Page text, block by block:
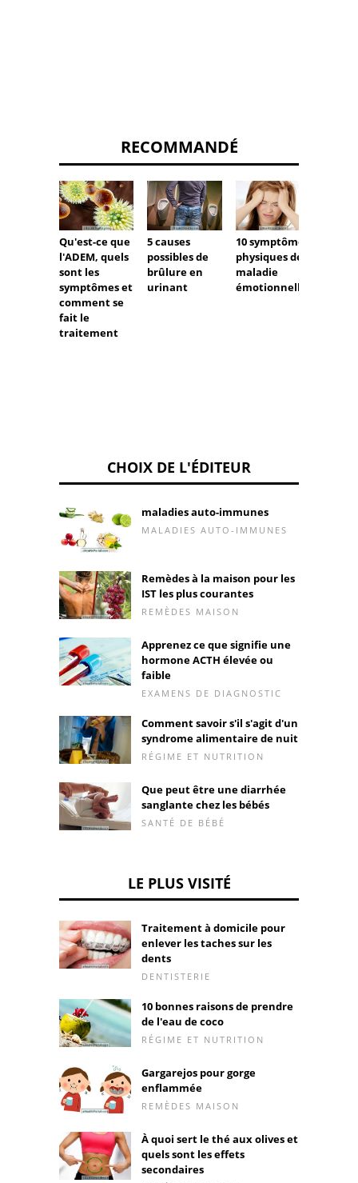
RECOMMANDÉ
Qu'est-ce que
l'ADEM, quels
sont les
symptômes et
comment se
fait le
traitement
5 causes
possibles de
brûlure en
urinant
10 symptômes
physiques de
maladie
émotionnelle
CHOIX DE L'ÉDITEUR
maladies auto-immunes
MALADIES AUTO-IMMUNES
Remèdes à la maison pour les
IST les plus courantes
REMÈDES MAISON
Apprenez ce que signifie une
hormone ACTH élevée ou
faible
EXAMENS DE DIAGNOSTIC
Comment savoir s'il s'agit d'un
syndrome alimentaire de nuit
RÉGIME ET NUTRITION
Que peut être une diarrhée
sanglante chez les bébés
SANTÉ DE BÉBÉ
LE PLUS VISITÉ
Traitement à domicile pour
enlever les taches sur les
dents
DENTISTERIE
10 bonnes raisons de prendre
de l'eau de coco
RÉGIME ET NUTRITION
Gargarejos pour gorge
enflammée
REMÈDES MAISON
À quoi sert le thé aux olives et
quels sont les effets
secondaires